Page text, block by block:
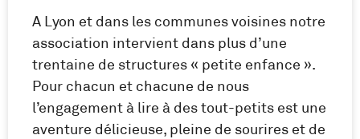
A Lyon et dans les communes voisines notre
association intervient dans plus d’une
trentaine de structures « petite enfance ».
Pour chacun et chacune de nous
l’engagement à lire à des tout-petits est une
aventure délicieuse, pleine de sourires et de